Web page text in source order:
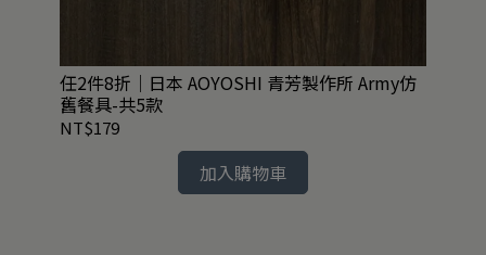
任2件8折｜日本 AOYOSHI 青芳製作所 Army仿
舊餐具-共5款
NT$179
加入購物車